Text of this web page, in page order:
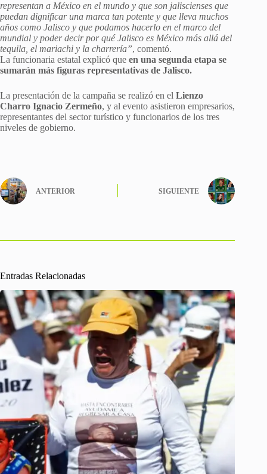
representan a México en el mundo y que son jaliscienses que
puedan dignificar una marca tan potente y que lleva muchos
años como Jalisco y que podamos hacerlo en el marco del
mundial y poder decir por qué Jalisco es México más allá del
tequila, el mariachi y la charrería”, comentó.
La funcionaria estatal explicó que en una segunda etapa se
sumarán más figuras representativas de Jalisco.
La presentación de la campaña se realizó en el Lienzo
Charro Ignacio Zermeño, y al evento asistieron empresarios,
representantes del sector turístico y funcionarios de los tres
niveles de gobierno.
ANTERIOR SIGUIENTE
Entradas Relacionadas